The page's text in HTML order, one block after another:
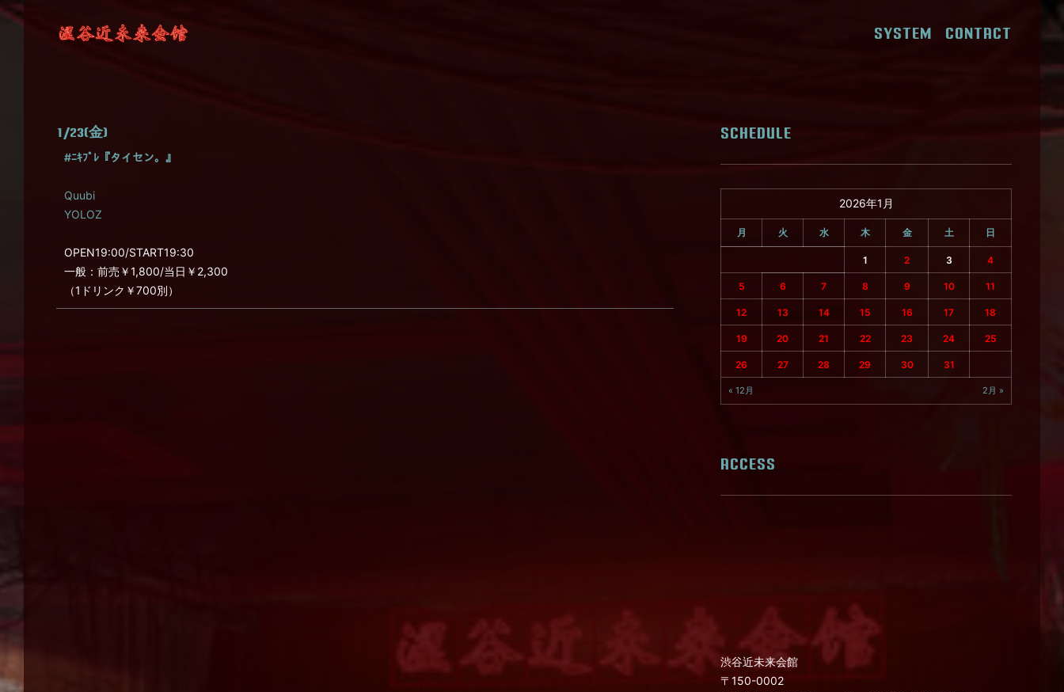
SYSTEM CONTACT
1/23(金)
#ﾆｷﾌﾟﾚ『タイセン。』
Quubi
YOLOZ
OPEN19:00/START19:30
一般：前売￥1,800/当日￥2,300
（1ドリンク￥700別）
SCHEDULE
2026年1月
月 火 水 木 金 土 日
1 2 3 4
5 6 7 8 9 10 11
12 13 14 15 16 17 18
19 20 21 22 23 24 25
26 27 28 29 30 31
« 12月 2月 »
ACCESS
渋谷近未来会館
〒150-0002